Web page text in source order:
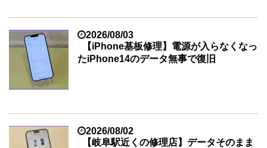
2026/08/03
【iPhone基板修理】電源が入らなくなっ
たiPhone14のデータ無事で復旧
2026/08/02
【岐阜駅近くの修理店】データそのまま